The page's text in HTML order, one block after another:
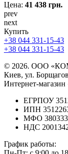
Цена: 41 438 грн.
prev
next
Купить
+38 044 331-15-43
+38 044 331-15-43
© 2026. ООО
Киев, ул.
Интернет-
ЕГРПОУ
ИПН
МФО 380333
НДС
График работы: